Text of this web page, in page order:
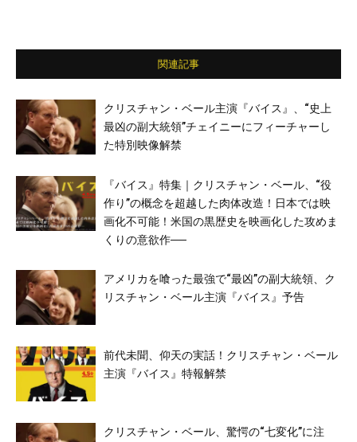
関連記事
クリスチャン・ベール主演『バイス』、“史上
最凶の副大統領”チェイニーにフィーチャーし
た特別映像解禁
『バイス』特集｜クリスチャン・ベール、“役
作り”の概念を超越した肉体改造！日本では映
画化不可能！米国の黒歴史を映画化した攻めま
くりの意欲作──
アメリカを喰った最強で“最凶”の副大統領、ク
リスチャン・ベール主演『バイス』予告
前代未聞、仰天の実話！クリスチャン・ベール
主演『バイス』特報解禁
クリスチャン・ベール、驚愕の“七変化”に注